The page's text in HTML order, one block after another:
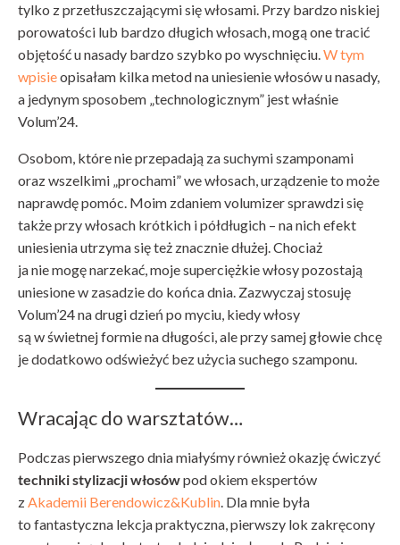
tylko z przetłuszczającymi się włosami. Przy bardzo niskiej
porowatości lub bardzo długich włosach, mogą one tracić
objętość u nasady bardzo szybko po wyschnięciu.W tym
wpisieopisałam kilka metod na uniesienie włosów u nasady,
a jedynym sposobem „technologicznym” jest właśnie
Volum’24.
Osobom, które nie przepadają za suchymi szamponami
oraz wszelkimi „prochami” we włosach, urządzenie to może
naprawdę pomóc. Moim zdaniem volumizer sprawdzi się
także przy włosach krótkich i półdługich – na nich efekt
uniesienia utrzyma się też znacznie dłużej. Chociaż
ja nie mogę narzekać, moje superciężkie włosy pozostają
uniesione w zasadzie do końca dnia. Zazwyczaj stosuję
Volum’24 na drugi dzień po myciu, kiedy włosy
są w świetnej formie na długości, ale przy samej głowie chcę
je dodatkowo odświeżyć bez użycia suchego szamponu.
Wracając do warsztatów…
Podczas pierwszego dnia miałyśmy również okazję ćwiczyć
techniki stylizacji włosówpod okiem ekspertów
zAkademii Berendowicz&Kublin. Dla mnie była
to fantastyczna lekcja praktyczna, pierwszy lok zakręcony